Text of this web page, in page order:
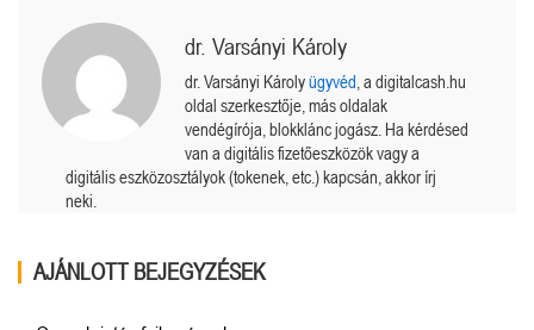
dr. Varsányi Károly
dr. Varsányi Károlyügyvéd , a digitalcash.hu
oldal szerkesztője, más oldalak
vendégírója, blokklánc jogász. Ha kérdésed
van a digitális fizetőeszközök vagy a
digitális eszközosztályok (tokenek, etc.) kapcsán, akkor írj
neki.
AJÁNLOTT BEJEGYZÉSEK